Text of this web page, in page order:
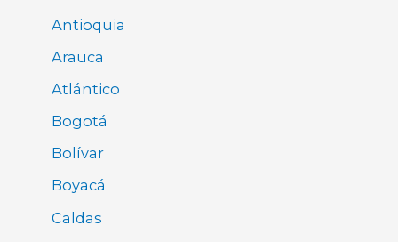
Antioquia
Arauca
Atlántico
Bogotá
Bolívar
Boyacá
Caldas